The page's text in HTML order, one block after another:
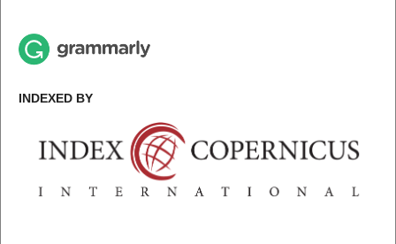
INDEXED BY